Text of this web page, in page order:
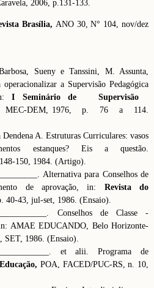
2006, p.131-133.
Brasília, ANO 30, N° 104, nov/dez
Sueny e Tanssini, M. Assunta,
a Supervisão Pedagógica
I Seminário
de Supervisão
MEC-DEM, 1976, p. 76 a 114.
A. Estruturas Curriculares: vasos
estanques? Eis a questão.
150, 1984. (Artigo).
Alternativa para Conselhos de
de aprovação, in: Revista do
40-43, jul-set, 1986. (Ensaio).
Conselhos de Classe -
AMAE EDUCANDO, Belo Horizonte-
1986. (Ensaio).
et alii. Programa de
Educação,POA, FACED/PUC-RS, n. 10,